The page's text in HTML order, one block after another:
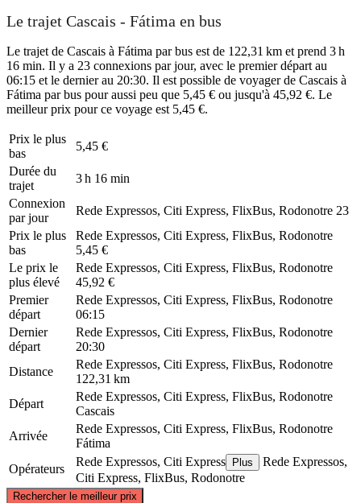
Le trajet Cascais - Fátima en bus
Le trajet de Cascais à Fátima par bus est de 122,31 km et prend 3 h
16 min. Il y a 23 connexions par jour, avec le premier départ au
06:15 et le dernier au 20:30. Il est possible de voyager de Cascais à
Fátima par bus pour aussi peu que 5,45 € ou jusqu'à 45,92 €. Le
meilleur prix pour ce voyage est 5,45 €.
Prix ​​le plus
bas
5,45 €
Durée du
trajet
3 h 16 min
Connexion
par jour
Rede Expressos, Citi Express, FlixBus, Rodonotre 23
Prix ​​le plus
bas
Rede Expressos, Citi Express, FlixBus, Rodonotre
5,45 €
Le prix le
plus élevé
Rede Expressos, Citi Express, FlixBus, Rodonotre
45,92 €
Premier
départ
Rede Expressos, Citi Express, FlixBus, Rodonotre
06:15
Dernier
départ
Rede Expressos, Citi Express, FlixBus, Rodonotre
20:30
Distance
Rede Expressos, Citi Express, FlixBus, Rodonotre
122,31 km
Départ
Rede Expressos, Citi Express, FlixBus, Rodonotre
Cascais
Arrivée
Rede Expressos, Citi Express, FlixBus, Rodonotre
Fátima
Opérateurs
Rede Expressos, Citi Express Plus
Rede Expressos,
Citi Express, FlixBus, Rodonotre
Rechercher le meilleur prix
©CARTO, ©OpenStreetMap